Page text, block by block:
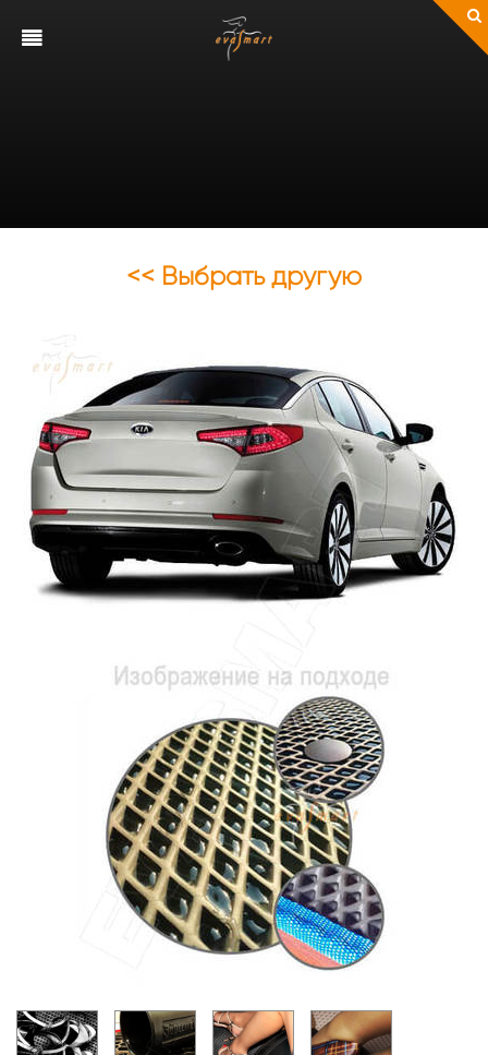
Главная Коврики EVA Smart для KIA
Kia Optima III 2010 - 2016 коврик в
багажник седан EVA Smart
<< Выбрать другую